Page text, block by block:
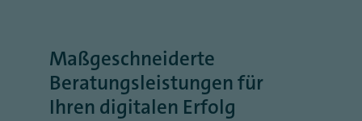
Maßgeschneiderte
Beratungsleistungen für
Ihren digitalen Erfolg